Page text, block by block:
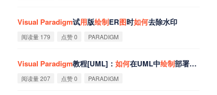
Visual Paradigm试用版绘制ER图时如何去除水印
阅读量 179 点赞 0 PARADIGM
Visual Paradigm教程[UML]： 如何在UML中绘制部署图
阅读量 207 点赞 0 PARADIGM